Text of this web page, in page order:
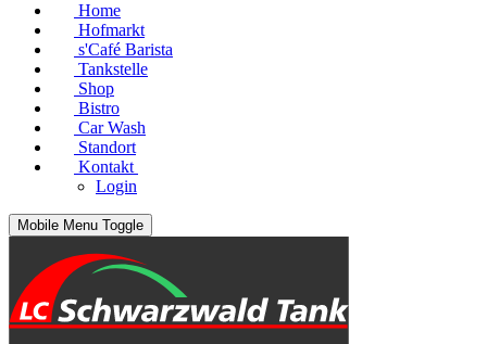
Home
Hofmarkt
s'Café Barista
Tankstelle
Shop
Bistro
Car Wash
Standort
Kontakt
Login
Mobile Menu Toggle